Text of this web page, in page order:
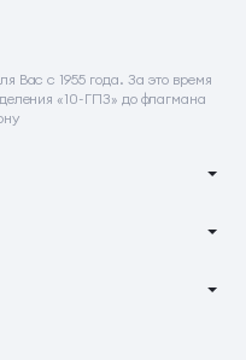
Вас с 1955 года. За это время
«10-ГПЗ» до флагмана